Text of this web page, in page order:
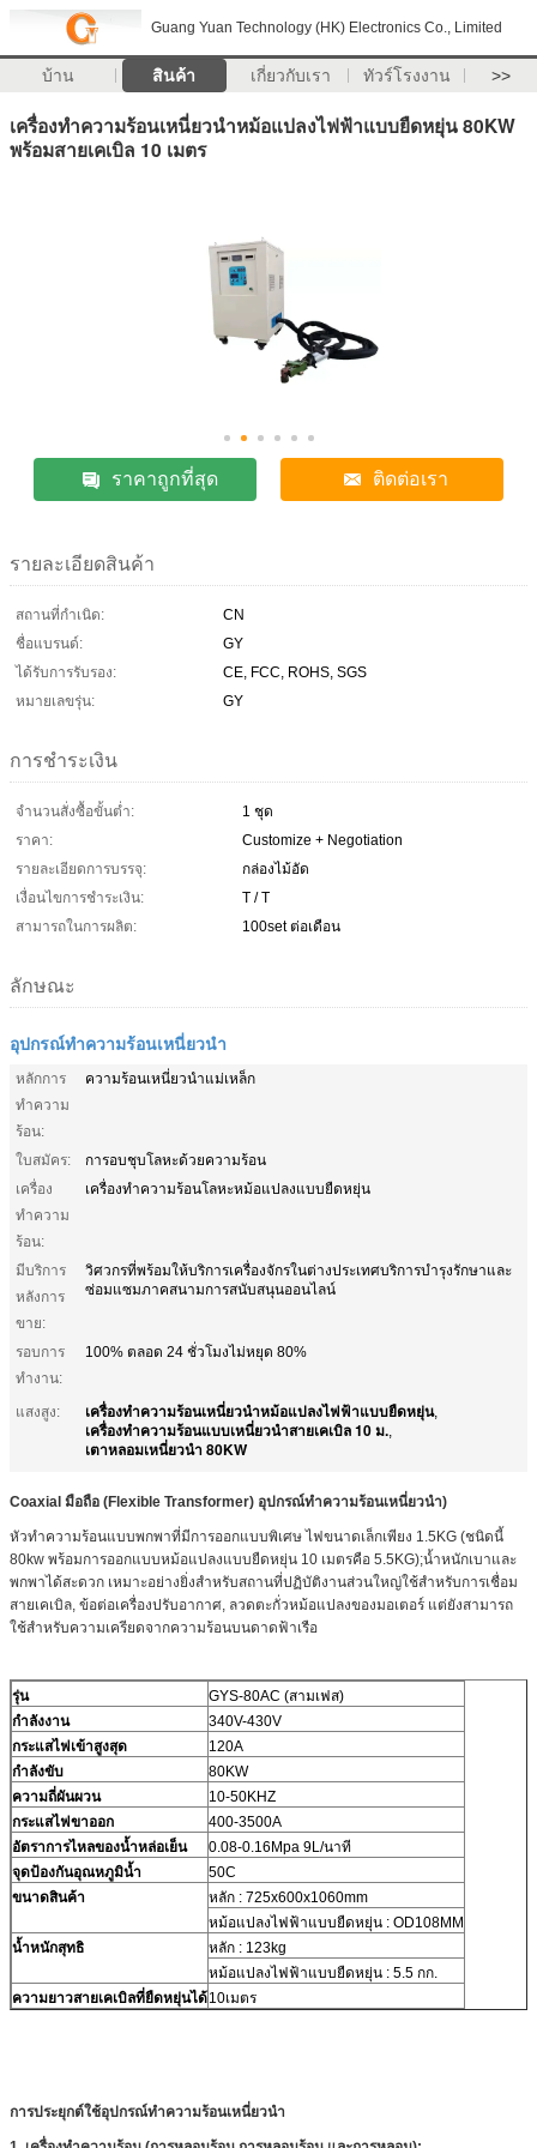
Guang Yuan Technology (HK) Electronics Co., Limited
บ้าน สินค้า เกี่ยวกับเรา ทัวร์โรงงาน >>
เครื่องทำความร้อนเหนี่ยวนำหม้อแปลงไฟฟ้าแบบยืดหยุ่น 80KW
พร้อมสายเคเบิล 10 เมตร
ราคาถูกที่สุด ติดต่อเรา
รายละเอียดสินค้า
สถานที่กำเนิด:
CN
ชื่อแบรนด์:
GY
ได้รับการรับรอง:
CE, FCC, ROHS, SGS
หมายเลขรุ่น:
GY
การชำระเงิน
จำนวนสั่งซื้อขั้นต่ำ:
1 ชุด
ราคา:
Customize + Negotiation
รายละเอียดการบรรจุ:
กล่องไม้อัด
เงื่อนไขการชำระเงิน:
T / T
สามารถในการผลิต:
100set ต่อเดือน
ลักษณะ
อุปกรณ์ทำความร้อนเหนี่ยวนำ
หลักการ
ทำความ
ร้อน:
ความร้อนเหนี่ยวนำแม่เหล็ก
ใบสมัคร:
การอบชุบโลหะด้วยความร้อน
เครื่อง
ทำความ
ร้อน:
เครื่องทำความร้อนโลหะหม้อแปลงแบบยืดหยุ่น
มีบริการ
หลังการ
ขาย:
วิศวกรที่พร้อมให้บริการเครื่องจักรในต่างประเทศบริการบำรุงรักษาและ
ซ่อมแซมภาคสนามการสนับสนุนออนไลน์
รอบการ
ทำงาน:
100% ตลอด 24 ชั่วโมงไม่หยุด 80%
แสงสูง: เครื่องทำความร้อนเหนี่ยวนำหม้อแปลงไฟฟ้าแบบยืดหยุ่น,
เครื่องทำความร้อนแบบเหนี่ยวนำสายเคเบิล 10 ม.,
เตาหลอมเหนี่ยวนำ 80KW
Coaxial มือถือ (Flexible Transformer) อุปกรณ์ทำความร้อนเหนี่ยวนำ)
หัวทำความร้อนแบบพกพาที่มีการออกแบบพิเศษ ไฟขนาดเล็กเพียง 1.5KG (ชนิดนี้
80kw พร้อมการออกแบบหม้อแปลงแบบยืดหยุ่น 10 เมตรคือ 5.5KG);น้ำหนักเบาและ
พกพาได้สะดวก เหมาะอย่างยิ่งสำหรับสถานที่ปฏิบัติงานส่วนใหญ่ใช้สำหรับการเชื่อม
สายเคเบิล, ข้อต่อเครื่องปรับอากาศ, ลวดตะกั่วหม้อแปลงของมอเตอร์ แต่ยังสามารถ
ใช้สำหรับความเครียดจากความร้อนบนดาดฟ้าเรือ
รุ่น
GYS-80AC (สามเฟส)
กำลังงาน
340V-430V
กระแสไฟเข้าสูงสุด
120A
กำลังขับ
80KW
ความถี่ผันผวน
10-50KHZ
กระแสไฟขาออก
400-3500A
อัตราการไหลของน้ำหล่อเย็น
0.08-0.16Mpa 9L/นาที
จุดป้องกันอุณหภูมิน้ำ
50C
ขนาดสินค้า
หลัก : 725x600x1060mm
หม้อแปลงไฟฟ้าแบบยืดหยุ่น : OD108MM
น้ำหนักสุทธิ
หลัก : 123kg
หม้อแปลงไฟฟ้าแบบยืดหยุ่น : 5.5 กก.
ความยาวสายเคเบิลที่ยืดหยุ่นได้10เมตร
การประยุกต์ใช้อุปกรณ์ทำความร้อนเหนี่ยวนำ